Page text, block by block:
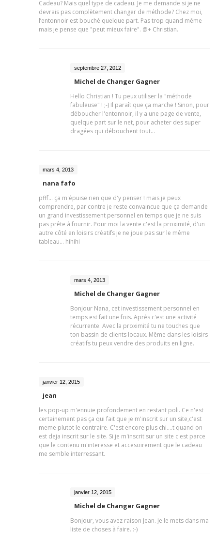
Cadeau? Mais quel type de cadeau. Je me demande si je ne
devrais pas complètement changer de méthode? Chez moi,
l’entonnoir est bouché quelque part. Pas trop quand même
mais je pense que "peut mieux faire". @+ Christian.
septembre 27, 2012
Michel de Changer Gagner
Hello Christian ! Tu peux utiliser la "méthode
fabuleuse" ! ;-) Il paraît que ça marche ! Sinon, pour
déboucher l'entonnoir, il y a une page de vente,
quelque part sur le net, pour acheter des super
dragées qui débouchent tout...
mars 4, 2013
nana fafo
pfff... ça m'épuise rien que d'y penser ! mais je peux
comprendre, par contre je reste convaincue que ça demande
un grand investissement personnel en temps que je ne suis
pas prête à fournir. Pour moi la vente c'est la proximité, d'un
autre côté en loisirs créatifs je ne joue pas sur le même
tableau... hihihi
mars 4, 2013
Michel de Changer Gagner
Bonjour Nana, cet investissement personnel en
temps est fait une fois. Après c'est une activité
récurrente. Avec la proximité tu ne touches que
ton bassin de clients locaux. Même dans les loisirs
créatifs tu peux vendre des produits en ligne.
janvier 12, 2015
jean
les pop-up m'ennuie profondement en restant poli. Ce n'est
certainement pas ça qui fait que je m'inscrit sur un site,c'est
meme plutot le contraire. C'est encore plus chi....t quand on
est deja inscrit sur le site. Si je m'inscrit sur un site c'est parce
que le contenu m'interesse et accesoirement que le cadeau
me semble interressant.
janvier 12, 2015
Michel de Changer Gagner
Bonjour, vous avez raison Jean. Je le mets dans ma
liste de choses à faire. :-)